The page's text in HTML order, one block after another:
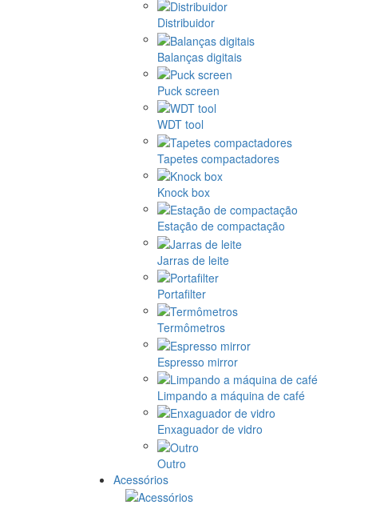
Distribuidor
Balanças digitais
Puck screen
WDT tool
Tapetes compactadores
Knock box
Estação de compactação
Jarras de leite
Portafilter
Termômetros
Espresso mirror
Limpando a máquina de café
Enxaguador de vidro
Outro
Acessórios